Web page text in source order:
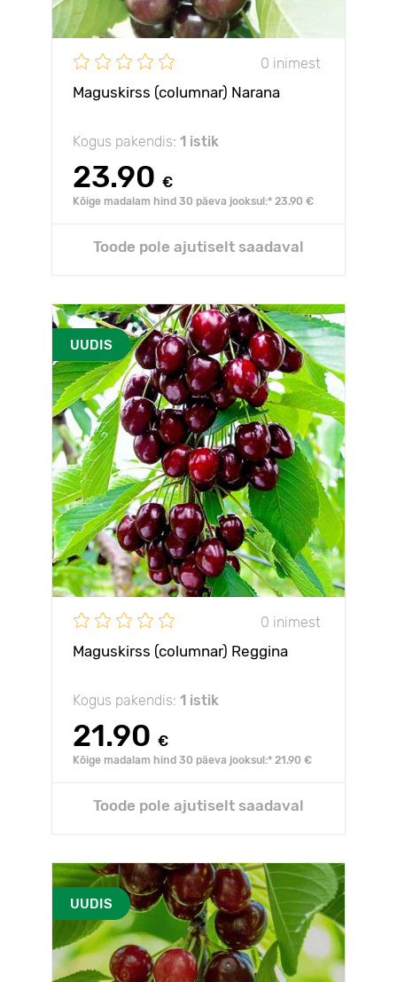
0 inimest
Maguskirss (columnar) Narana
Kogus pakendis: 1 istik
23.90 €
Kõige madalam hind 30 päeva jooksul:* 23.90 €
Toode pole ajutiselt saadaval
UUDIS
0 inimest
Maguskirss (columnar) Reggina
Kogus pakendis: 1 istik
21.90 €
Kõige madalam hind 30 päeva jooksul:* 21.90 €
Toode pole ajutiselt saadaval
UUDIS